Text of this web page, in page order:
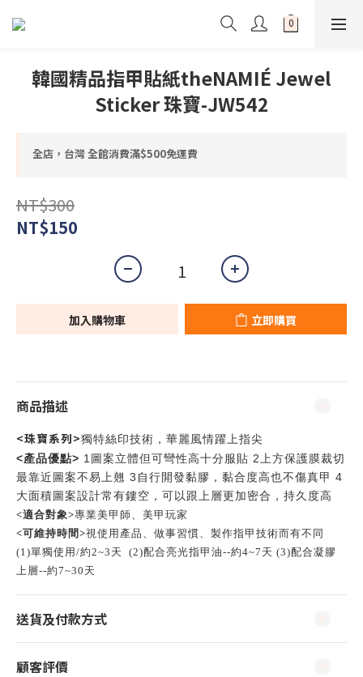
韓國精品指甲貼紙theNAMIÉ Jewel
Sticker 珠寶-JW542
全店，台灣 全館消費滿$500免運費
NT$300
NT$150
加入購物車 立即購買
商品描述
<珠寶系列>獨特絲印技術 ，華麗風情躍上指尖
<產品優點> 1 圖案立體但可彎性高十分服貼 2上方保護膜裁切
最靠近圖案不易上翹 3 自行開發黏膠，黏合度高也不傷真甲 4
大面積圖案設計常有鏤空，可以跟上層更加密合，持久度高
<適合對象>專業美甲師、美甲玩家
<可維持時間>視使用產品、做事習慣、製作指甲技術而有不同
(1)單獨使用/約2~3天 (2)配合亮光指甲油--約4~7天 (3)配合凝膠
上層--約7~30天
送貨及付款方式
顧客評價